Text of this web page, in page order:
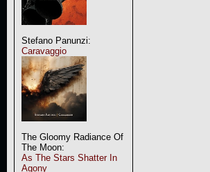
Stefano Panunzi:
Caravaggio
The Gloomy Radiance Of
The Moon:
As The Stars Shatter In
Agony